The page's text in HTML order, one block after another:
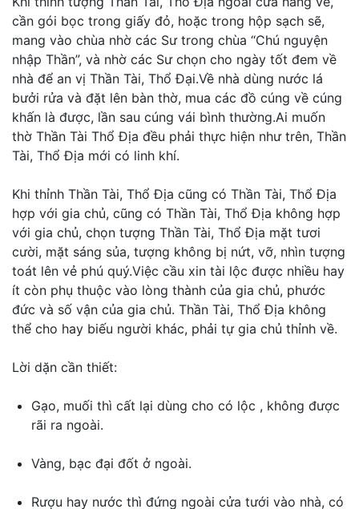
cần gói bọc trong giấy đỏ, hoặc trong hộp sạch sẽ,
mang vào chùa nhờ các Sư trong chùa “Chú nguyện
nhập Thần”, và nhờ các Sư chọn cho ngày tốt đem về
nhà để an vị Thần Tài, Thổ Đại.Về nhà dùng nước lá
bưởi rửa và đặt lên bàn thờ, mua các đồ cúng về cúng
khấn là được, lần sau cúng vái bình thường.Ai muốn
thờ Thần Tài Thổ Địa đều phải thực hiện như trên, Thần
Tài, Thổ Địa mới có linh khí.
Khi thỉnh Thần Tài, Thổ Địa cũng có Thần Tài, Thổ Địa
hợp với gia chủ, cũng có Thần Tài, Thổ Địa không hợp
với gia chủ, chọn tượng Thần Tài, Thổ Địa mặt tươi
cười, mặt sáng sủa, tượng không bị nứt, vỡ, nhìn tượng
toát lên vẻ phú quý.Việc cầu xin tài lộc được nhiều hay
ít còn phụ thuộc vào lòng thành của gia chủ, phước
đức và số vận của gia chủ. Thần Tài, Thổ Địa không
thể cho hay biếu người khác, phải tự gia chủ thỉnh về.
Lời dặn cần thiết:
Gạo, muối thì cất lại dùng cho có lộc , không được
rãi ra ngoài.
Vàng, bạc đại đốt ở ngoài.
Rượu hay nước thì đứng ngoài cửa tưới vào nhà, có